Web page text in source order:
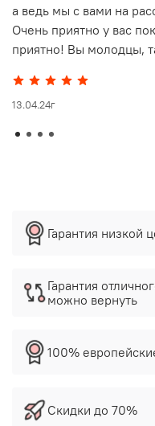
а ведь мы с вами на
Очень приятно у вас
приятно! Вы молодцы,
13.04.24г
Гарантия низкой
Гарантия
можно вернуть
100%
Скидки до 70%